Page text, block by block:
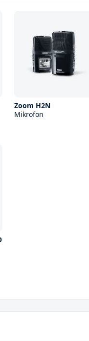
Zoom H2N
Mikrofon